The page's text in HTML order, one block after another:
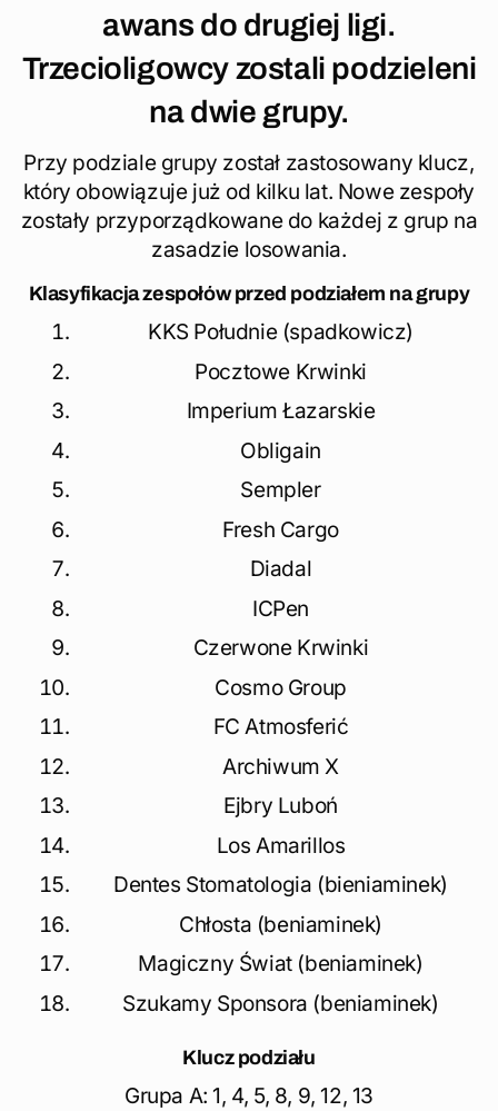
awans do drugiej ligi.
Trzecioligowcy zostali podzieleni
na dwie grupy.
Przy podziale grupy został zastosowany klucz,
który obowiązuje już od kilku lat. Nowe zespoły
zostały przyporządkowane do każdej z grup na
zasadzie losowania.
Klasyfikacja zespołów przed podziałem na grupy
KKS Południe (spadkowicz)
Pocztowe Krwinki
Imperium Łazarskie
Obligain
Sempler
Fresh Cargo
Diadal
ICPen
Czerwone Krwinki
Cosmo Group
FC Atmosferić
Archiwum X
Ejbry Luboń
Los Amarillos
Dentes Stomatologia (bieniaminek)
Chłosta (beniaminek)
Magiczny Świat (beniaminek)
Szukamy Sponsora (beniaminek)
Klucz podziału
Grupa A: 1, 4, 5, 8, 9, 12, 13